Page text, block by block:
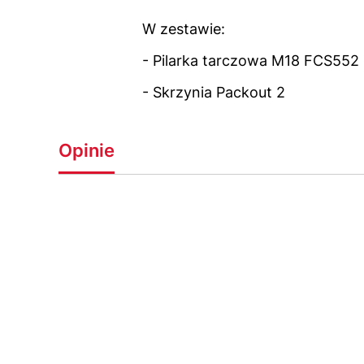
W zestawie:
- Pilarka tarczowa M18 FCS552
- Skrzynia Packout 2
Opinie